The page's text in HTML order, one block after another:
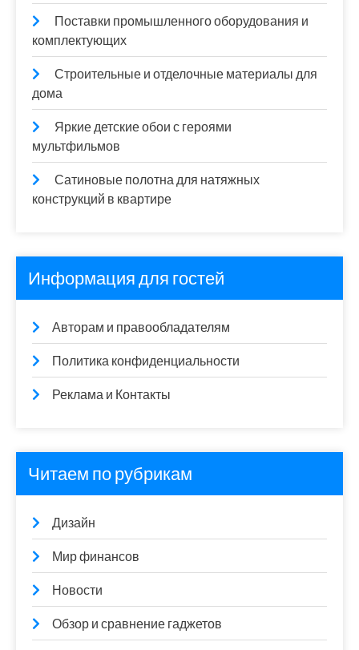
Поставки промышленного оборудования и
комплектующих
Строительные и отделочные материалы для
дома
Яркие детские обои с героями
мультфильмов
Сатиновые полотна для натяжных
конструкций в квартире
Информация для гостей
Авторам и правообладателям
Политика конфиденциальности
Реклама и Контакты
Читаем по рубрикам
Дизайн
Мир финансов
Новости
Обзор и сравнение гаджетов